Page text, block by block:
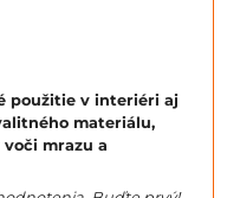
použitie v interiéri aj
materiálu,
mrazu a